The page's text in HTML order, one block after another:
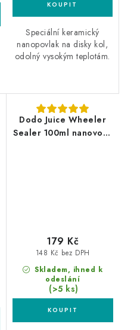
Speciální keramický
nanopovlak na disky kol,
odolný vysokým teplotám.
Dodo Juice Wheeler
Sealer 100ml nanovosk
Skladem, ihned k
odeslání
(>5 ks)
148 Kč bez DPH
179 Kč